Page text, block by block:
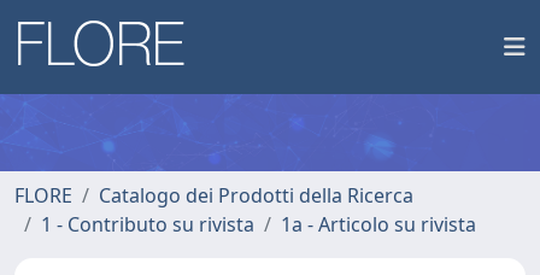
FLORE
Catalogo dei Prodotti della Ricerca
1 - Contributo su rivista
1a - Articolo su rivista